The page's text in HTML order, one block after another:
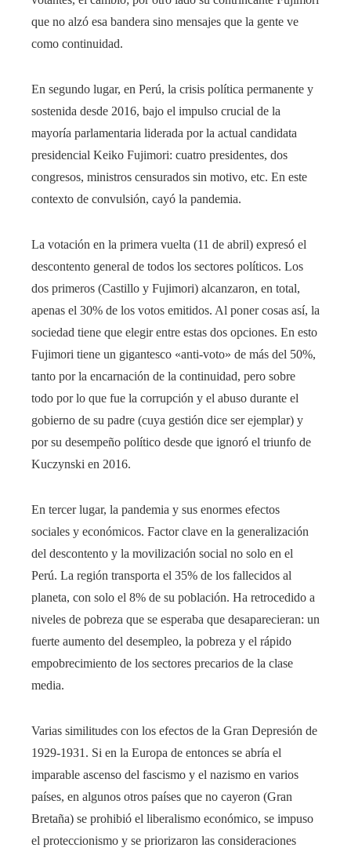
que no alzó esa bandera sino mensajes que la gente ve
como continuidad.
En segundo lugar, en Perú, la crisis política permanente y
sostenida desde 2016, bajo el impulso crucial de la
mayoría parlamentaria liderada por la actual candidata
presidencial Keiko Fujimori: cuatro presidentes, dos
congresos, ministros censurados sin motivo, etc. En este
contexto de convulsión, cayó la pandemia.
La votación en la primera vuelta (11 de abril) expresó el
descontento general de todos los sectores políticos. Los
dos primeros (Castillo y Fujimori) alcanzaron, en total,
apenas el 30% de los votos emitidos. Al poner cosas así, la
sociedad tiene que elegir entre estas dos opciones. En esto
Fujimori tiene un gigantesco «anti-voto» de más del 50%,
tanto por la encarnación de la continuidad, pero sobre
todo por lo que fue la corrupción y el abuso durante el
gobierno de su padre (cuya gestión dice ser ejemplar) y
por su desempeño político desde que ignoró el triunfo de
Kuczynski en 2016.
En tercer lugar, la pandemia y sus enormes efectos
sociales y económicos. Factor clave en la generalización
del descontento y la movilización social no solo en el
Perú. La región transporta el 35% de los fallecidos al
planeta, con solo el 8% de su población. Ha retrocedido a
niveles de pobreza que se esperaba que desaparecieran: un
fuerte aumento del desempleo, la pobreza y el rápido
empobrecimiento de los sectores precarios de la clase
media.
Varias similitudes con los efectos de la Gran Depresión de
1929-1931. Si en la Europa de entonces se abría el
imparable ascenso del fascismo y el nazismo en varios
países, en algunos otros países que no cayeron (Gran
Bretaña) se prohibió el liberalismo económico, se impuso
el proteccionismo y se priorizaron las consideraciones